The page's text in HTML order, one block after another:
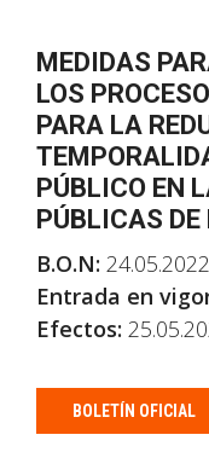
MEDIDAS
LOS
PARA LA
PÚBLICO EN
PÚBLICAS DE
B.O.N: 24.05.2022
Entrada en
Efectos:
BOLETÍN OFICIAL